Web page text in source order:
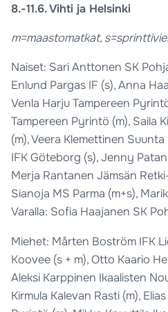
8.-11.6. Vihti ja Helsinki
m=maastomatkat,
Naiset: Sari Anttonen SK
Enlund Pargas IF (s), Anna
Venla Harju Tampereen
Tampereen Pyrintö (m), Saila
(m), Veera Klemettinen
IFK Göteborg (s), Jenny
Merja Rantanen Jämsän
Sianoja MS Parma (m+s),
Varalla: Sofia Haajanen SK
Miehet: Mårten Boström IFK
Koovee (s + m), Otto Kaario
Aleksi Karppinen Ikaalisten
Kirmula Kalevan Rasti (m),